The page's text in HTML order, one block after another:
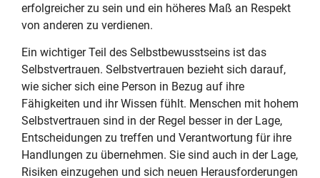
erfolgreicher zu sein und ein höheres Maß an Respekt
von anderen zu verdienen.
Ein wichtiger Teil des Selbstbewusstseins ist das
Selbstvertrauen. Selbstvertrauen bezieht sich darauf,
wie sicher sich eine Person in Bezug auf ihre
Fähigkeiten und ihr Wissen fühlt. Menschen mit hohem
Selbstvertrauen sind in der Regel besser in der Lage,
Entscheidungen zu treffen und Verantwortung für ihre
Handlungen zu übernehmen. Sie sind auch in der Lage,
Risiken einzugehen und sich neuen Herausforderungen